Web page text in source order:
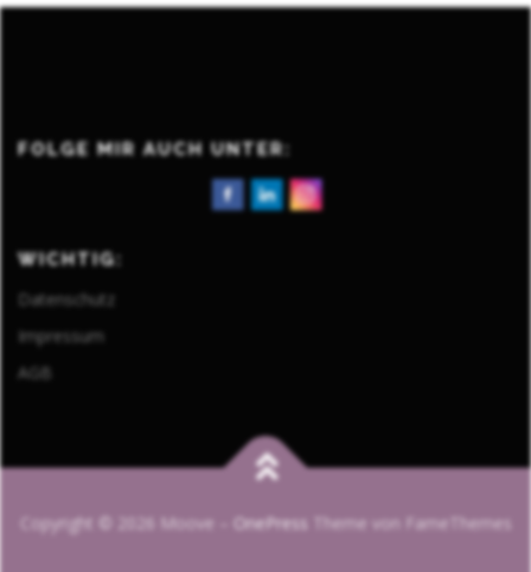
FOLGE MIR AUCH UNTER:
WICHTIG:
Datenschutz
Impressum
AGB
Copyright © 2026 Moove OnePress Theme von FameThemes